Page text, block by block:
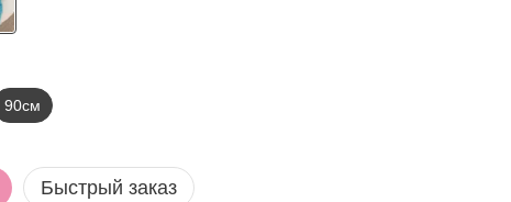
90см
Быстрый заказ